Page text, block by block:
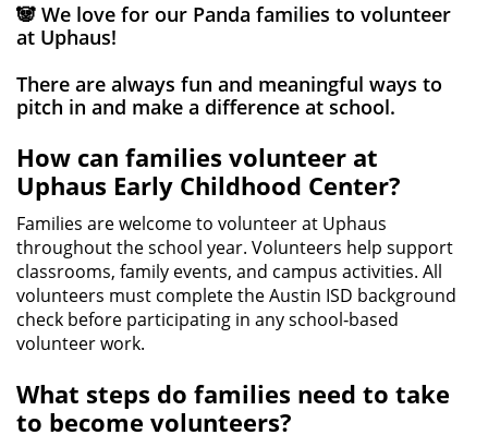
🐼 We love for our Panda families to volunteer
at Uphaus!
There are always fun and meaningful ways to
pitch in and make a difference at school.
How can families volunteer at
Uphaus Early Childhood Center?
Families are welcome to volunteer at Uphaus
throughout the school year. Volunteers help support
classrooms, family events, and campus activities. All
volunteers must complete the Austin ISD background
check before participating in any school‑based
volunteer work.
What steps do families need to take
to become volunteers?